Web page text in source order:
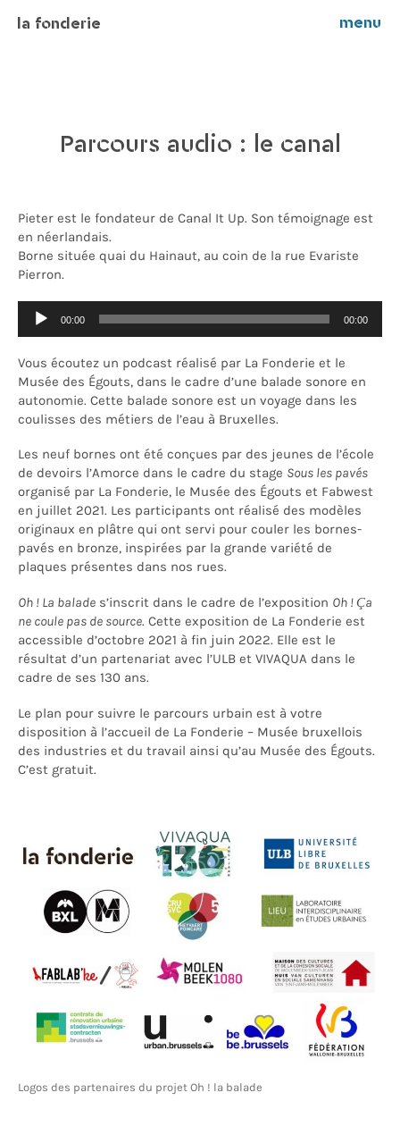
la fonderie menu
Parcours audio : le canal
Pieter est le fondateur de Canal It Up. Son témoignage est
en néerlandais.
Borne située quai du Hainaut, au coin de la rue Evariste
Pierron.
Audio Player
00:00 00:00
Vous écoutez un podcast réalisé par La Fonderie et le
Musée des Égouts, dans le cadre d’une balade sonore en
autonomie. Cette balade sonore est un voyage dans les
coulisses des métiers de l’eau à Bruxelles.
Les neuf bornes ont été conçues par des jeunes de l’école
de devoirs l’Amorce dans le cadre du stage Sous les pavés
organisé par La Fonderie, le Musée des Égouts et Fabwest
en juillet 2021. Les participants ont réalisé des modèles
originaux en plâtre qui ont servi pour couler les bornes-
pavés en bronze, inspirées par la grande variété de
plaques présentes dans nos rues.
Oh ! La balade s’inscrit dans le cadre de l’exposition Oh ! Ça
ne coule pas de source. Cette exposition de La Fonderie est
accessible d’octobre 2021 à fin juin 2022. Elle est le
résultat d’un partenariat avec l’ULB et VIVAQUA dans le
cadre de ses 130 ans.
Le plan pour suivre le parcours urbain est à votre
disposition à l’accueil de La Fonderie – Musée bruxellois
des industries et du travail ainsi qu’au Musée des Égouts.
C’est gratuit.
Logos des partenaires du projet Oh ! la balade